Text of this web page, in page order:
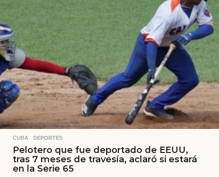
CUBA ,DEPORTES
Pelotero que fue deportado de EEUU,
tras 7 meses de travesía, aclaró si estará
en la Serie 65